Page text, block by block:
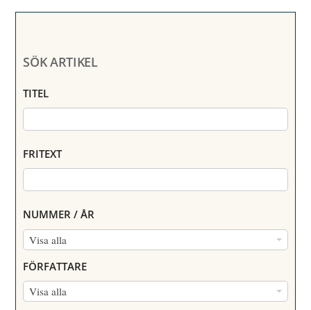
SÖK ARTIKEL
TITEL
FRITEXT
NUMMER / ÅR
Visa alla
N
M
M
FÖRFATTARE
Visa alla